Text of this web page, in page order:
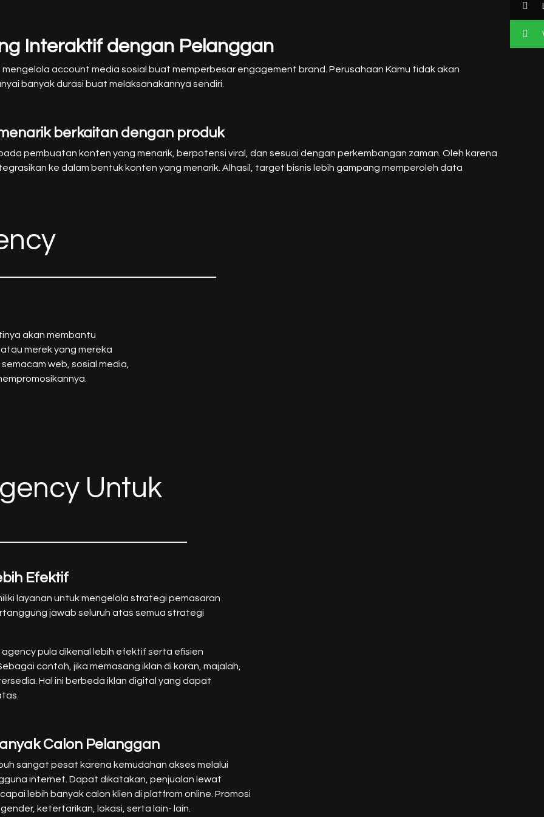
Interaktif dengan Pelanggan
account media sosial buat memperbesar engagement brand. Perusahaan Kamu tidak akan
banyak durasi buat melaksanakannya sendiri.
berkaitan dengan produk
pembuatan konten yang menarik, berpotensi viral, dan sesuai dengan perkembangan zaman. Oleh karena
ke dalam bentuk konten yang menarik. Alhasil, target bisnis lebih gampang memperoleh data
akan membantu
merek yang mereka
web, sosial media,
Untuk
Efektif
layanan untuk mengelola strategi pemasaran
jawab seluruh atas semua strategi
pula dikenal lebih efektif serta efisien
contoh, jika memasang iklan di koran, majalah,
Hal ini berbeda iklan digital yang dapat
Calon Pelanggan
sangat pesat karena kemudahan akses melalui
internet. Dapat dikatakan, penjualan lewat
lebih banyak calon klien di platfrom online. Promosi
ketertarikan, lokasi, serta lain- lain.